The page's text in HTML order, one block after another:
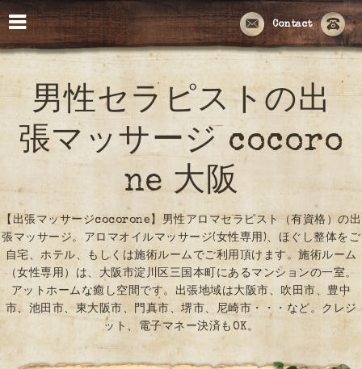
Contact
男性セラピストの出
張マッサージ cocoro
ne 大阪
【出張マッサージcocorone】男性アロマセラピスト（有資格）の出
張マッサージ。アロマオイルマッサージ(女性専用)、ほぐし整体をご
自宅、ホテル、もしくは施術ルームでご利用頂けます。施術ルーム
（女性専用）は、大阪市淀川区三国本町にあるマンションの一室。
アットホームな癒し空間です。出張地域は大阪市、吹田市、豊中
市、池田市、東大阪市、門真市、堺市、尼崎市・・・など。クレジ
ット、電子マネー決済もOK。